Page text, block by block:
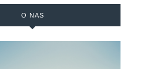
O NAS